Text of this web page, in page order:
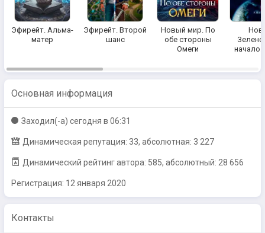
Эфирейт. Альма-
матер
Эфирейт. Второй
шанс
Новый мир. По
обе стороны
Омеги
начало.
Основная информация
Заходил(-a) сегодня в 06:31
Динамическая репутация: 33, абсолютная: 3 227
Динамический рейтинг автора: 585, абсолютный: 28 656
Регистрация: 12 января 2020
Контакты